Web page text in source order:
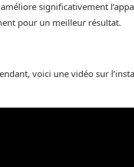
significativement
pour un meilleur résultat.
voici une vidéo sur